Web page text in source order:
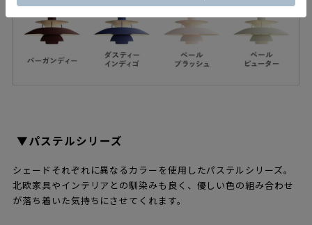
▼パステルシリーズ
シェードそれぞれに異なるカラーを使用したパステルシリーズ。
北欧家具やインテリアとの馴染みも良く、優しい色の組み合わせ
が落ち着いた気持ちにさせてくれます。